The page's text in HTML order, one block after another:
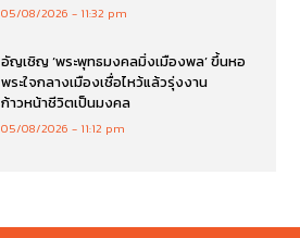
05/08/2026 11:32 pm
อัญเชิญ ‘พระพุทธมงคลมิ่งเมืองพล’ ขึ้นหอ
พระใจกลางเมืองเชื่อไหว้แล้วรุ่งงาน
ก้าวหน้าชีวิตเป็นมงคล
05/08/2026 11:12 pm